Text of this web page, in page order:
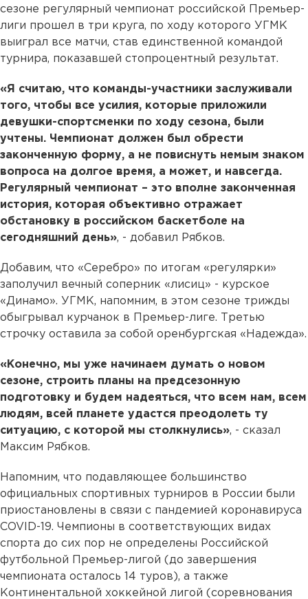
сезоне регулярный чемпионат российской Премьер-
лиги прошел в три круга, по ходу которого УГМК
выиграл все матчи, став единственной командой
турнира, показавшей стопроцентный результат.
«Я считаю, что команды-участники заслуживали
того, чтобы все усилия, которые приложили
девушки-спортсменки по ходу сезона, были
учтены. Чемпионат должен был обрести
законченную форму, а не повиснуть немым знаком
вопроса на долгое время, а может, и навсегда.
Регулярный чемпионат – это вполне законченная
история, которая объективно отражает
обстановку в российском баскетболе на
сегодняшний день», - добавил Рябков.
Добавим, что «Серебро» по итогам «регулярки»
заполучил вечный соперник «лисиц» - курское
«Динамо». УГМК, напомним, в этом сезоне трижды
обыгрывал курчанок в Премьер-лиге. Третью
строчку оставила за собой оренбургская «Надежда».
«Конечно, мы уже начинаем думать о новом
сезоне, строить планы на предсезонную
подготовку и будем надеяться, что всем нам, всем
людям, всей планете удастся преодолеть ту
ситуацию, с которой мы столкнулись», - сказал
Максим Рябков.
Напомним, что подавляющее большинство
официальных спортивных турниров в России были
приостановлены в связи с пандемией коронавируса
COVID-19. Чемпионы в соответствующих видах
спорта до сих пор не определены Российской
футбольной Премьер-лигой (до завершения
чемпионата осталось 14 туров), а также
Континентальной хоккейной лигой (соревнования